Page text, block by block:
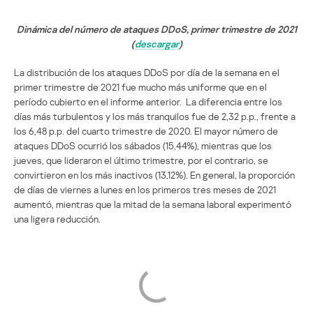
Dinámica del número de ataques DDoS, primer trimestre de 2021
(descargar)
La distribución de los ataques DDoS por día de la semana en el
primer trimestre de 2021 fue mucho más uniforme que en el
período cubierto en el informe anterior. La diferencia entre los
días más turbulentos y los más tranquilos fue de 2,32 p.p., frente a
los 6,48 p.p. del cuarto trimestre de 2020. El mayor número de
ataques DDoS ocurrió los sábados (15,44%), mientras que los
jueves, que lideraron el último trimestre, por el contrario, se
convirtieron en los más inactivos (13,12%). En general, la proporción
de días de viernes a lunes en los primeros tres meses de 2021
aumentó, mientras que la mitad de la semana laboral experimentó
una ligera reducción.